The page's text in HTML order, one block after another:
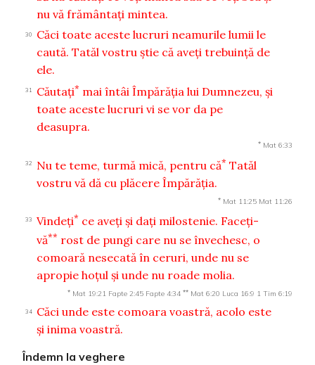
nu vă frământaţi mintea.
30
Căci toate aceste lucruri neamurile lumii le
caută. Tatăl vostru ştie că aveţi trebuinţă de
ele.
31 Căutaţi* mai întâi Împărăţia lui Dumnezeu, şi
toate aceste lucruri vi se vor da pe
deasupra.
* Mat 6:33
32 Nu te teme, turmă mică, pentru că* Tatăl
vostru vă dă cu plăcere Împărăţia.
* Mat 11:25 Mat 11:26
33 Vindeţi* ce aveţi şi daţi milostenie. Faceţi-
vă** rost de pungi care nu se învechesc, o
comoară nesecată în ceruri, unde nu se
apropie hoţul şi unde nu roade molia.
* Mat 19:21 Fapte 2:45 Fapte 4:34 ** Mat 6:20 Luca 16:9 1 Tim 6:19
34
Căci unde este comoara voastră, acolo este
şi inima voastră.
Îndemn la veghere